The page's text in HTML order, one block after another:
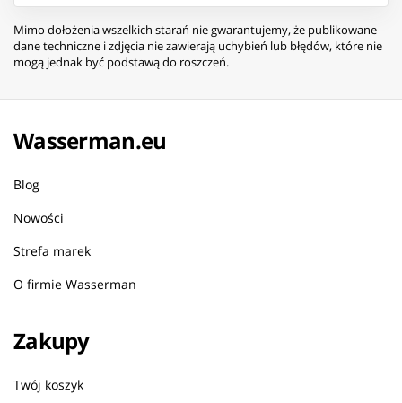
Mimo dołożenia wszelkich starań nie gwarantujemy, że publikowane
dane techniczne i zdjęcia nie zawierają uchybień lub błędów, które nie
mogą jednak być podstawą do roszczeń.
Wasserman.eu
Blog
Nowości
Strefa marek
O firmie Wasserman
Zakupy
Twój koszyk